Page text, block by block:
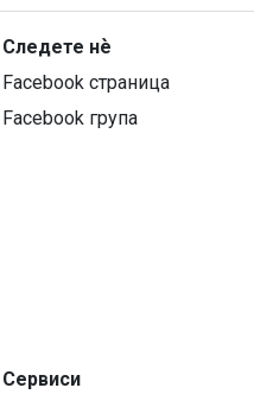
Следете нѐ
Facebook страница
Facebook група
Сервиси